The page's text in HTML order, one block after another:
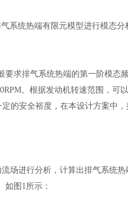
系统热端有限元模型进行模态
要求排气系统热端的第一阶模
。根据发动机转速范围，可
的安全裕度，在本设计方案中
场进行分析，计算出排气系统
如图1所示：